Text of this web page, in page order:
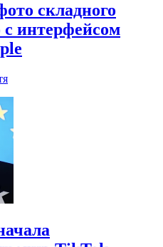
складного
интерфейсом